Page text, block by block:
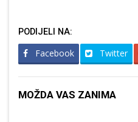
PODIJELI NA:
Facebook Twitter
MOŽDA VAS ZANIMA